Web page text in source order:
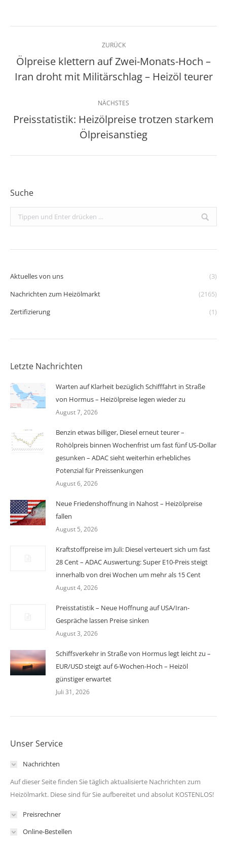
Kommentarnavigation
ZURÜCK
Vorheriger
Beitrag:
Ölpreise klettern auf Zwei-Monats-Hoch –
Iran droht mit Militärschlag – Heizöl teurer
NÄCHSTES
Nächster
Beitrag:
Preisstatistik: Heizölpreise trotzen starkem
Ölpreisanstieg
Suche
Search:
Aktuelles von uns
(3)
Nachrichten zum Heizölmarkt
(2165)
Zertifizierung
(1)
Letzte Nachrichten
Warten auf Klarheit bezüglich Schifffahrt in Straße
von Hormus – Heizölpreise legen wieder zu
August 7, 2026
Benzin etwas billiger, Diesel erneut teurer –
Rohölpreis binnen Wochenfrist um fast fünf US-Dollar
gesunken – ADAC sieht weiterhin erhebliches
Potenzial für Preissenkungen
August 6, 2026
Neue Friedenshoffnung in Nahost – Heizölpreise
fallen
August 5, 2026
Kraftstoffpreise im Juli: Diesel verteuert sich um fast
28 Cent – ADAC Auswertung: Super E10-Preis steigt
innerhalb von drei Wochen um mehr als 15 Cent
August 4, 2026
Preisstatistik – Neue Hoffnung auf USA/Iran-
Gespräche lassen Preise sinken
August 3, 2026
Schiffsverkehr in Straße von Hormus legt leicht zu –
EUR/USD steigt auf 6-Wochen-Hoch – Heizöl
günstiger erwartet
Juli 31, 2026
Unser Service
Nachrichten
Auf dieser Seite finden Sie täglich aktualisierte Nachrichten zum
Heizölmarkt. Diese sind für Sie aufbereitet und absolut KOSTENLOS!
Preisrechner
Online-Bestellen